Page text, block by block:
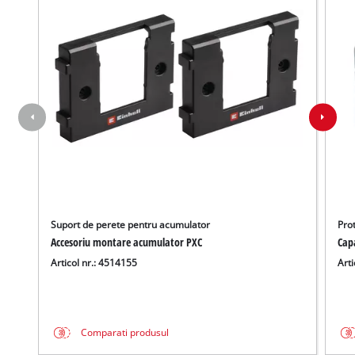
Suport de perete pentru acumulator
Accesoriu montare acumulator PXC
Articol nr.: 4514155
Comparati produsul